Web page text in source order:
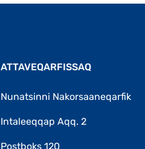
ATTAVEQARFISSAQ
Nunatsinni Nakorsaaneqarfik
Intaleeqqap Aqq. 2
Postboks 120